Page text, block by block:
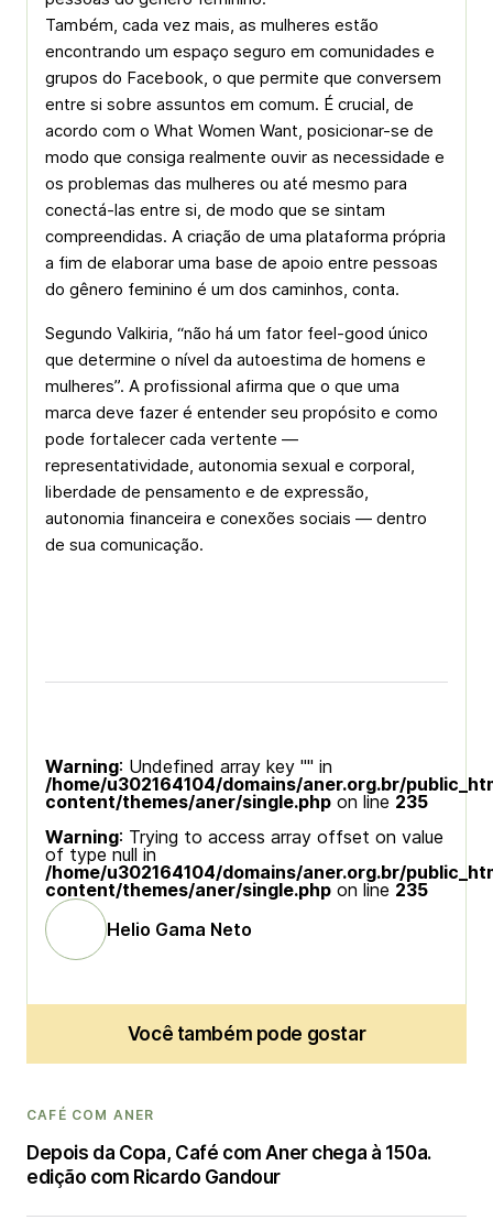
Também, cada vez mais, as mulheres estão
encontrando um espaço seguro em comunidades e
grupos do Facebook, o que permite que conversem
entre si sobre assuntos em comum. É crucial, de
acordo com o What Women Want, posicionar-se de
modo que consiga realmente ouvir as necessidade e
os problemas das mulheres ou até mesmo para
conectá-las entre si, de modo que se sintam
compreendidas. A criação de uma plataforma própria
a fim de elaborar uma base de apoio entre pessoas
do gênero feminino é um dos caminhos, conta.
Segundo Valkiria, “não há um fator feel-good único
que determine o nível da autoestima de homens e
mulheres”. A profissional afirma que o que uma
marca deve fazer é entender seu propósito e como
pode fortalecer cada vertente —
representatividade, autonomia sexual e corporal,
liberdade de pensamento e de expressão,
autonomia financeira e conexões sociais — dentro
de sua comunicação.
Warning: Undefined array key "" in
/home/u302164104/domains/aner.org.br/
content/themes/aner/single.php on line 235
Warning: Trying to access array offset on value
of type null in
/home/u302164104/domains/aner.org.br/
content/themes/aner/single.php on line 235
Helio Gama Neto
Você também pode gostar
CAFÉ COM ANER
Depois da Copa, Café com Aner chega à 150a.
edição com Ricardo Gandour